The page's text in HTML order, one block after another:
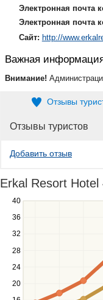
Электронная почта
Электронная почта
Сайт: http://
Важная
Внимание!
Отзывы
Отзывы туристов
Добавить отзыв
Erkal Resort Hotel
20
24
28
32
36
40
Use
the
and
down
to
navigate